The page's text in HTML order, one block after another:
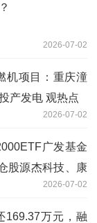
2026-07-02
机项目：重庆潼
产发电 观热点
2026-07-02
广发基金
股源杰科技、康
2026-07-02
169.37万元，融